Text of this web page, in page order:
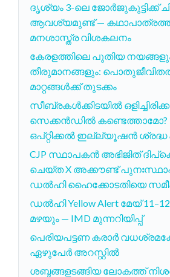
ദൃശ്യം 3-ലെ ജോര്‍ജുകുട്ടിക്ക്
ആവശ്യമുണ്ട് —
മനശാസ്ത്ര വിശകലനം
കേരളത്തിലെ പുതിയ
തീരുമാനങ്ങളും:
മാറ്റങ്ങൾക്ക് തുടക്കം
സീബ്രകള്‍ക്കിടയില്‍
സെക്കന്‍ഡില്‍
ഒപ്റ്റിക്കല്‍ ഇല്ല്യൂഷന്‍ ശ്രദ്ധ
CJP സ്ഥാപകൻ അഭിജിത്
ചെയ്ത X അക്കൗണ്ട്
ഡൽഹി ഹൈക്കോടതിയെ
ഡൽഹി Yellow Alert മേയ്
മഴയും — IMD മുന്നറിയിപ്പ്
പെരിയപട്ടണ കരാർ
ഏഴുപേർ അറസ്റ്റിൽ
ശബ്ദങ്ങളടങ്ങിയ ലോകത്ത്